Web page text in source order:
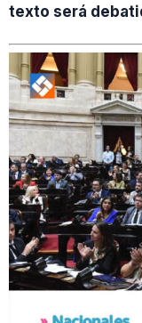
texto será